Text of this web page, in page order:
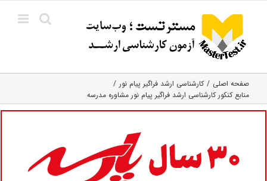
content
صفحه اصلی
کارشناسی ارشد فراگیر پیام نور
منابع کنکور کارشناسی ارشد فراگیر پیام نور مشاوره مدرسه